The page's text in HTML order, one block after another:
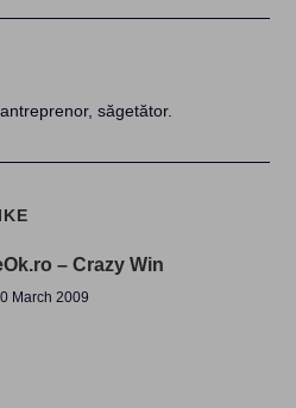
săgetător.
– Crazy Win
March 2009